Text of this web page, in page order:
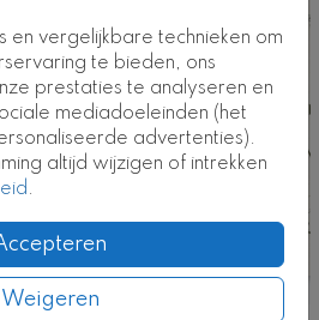
en vergelijkbare technieken om
te bieden, ons
prestaties te analyseren en
mediadoeleinden (het
advertenties).
altijd wijzigen of intrekken
.
Weigeren